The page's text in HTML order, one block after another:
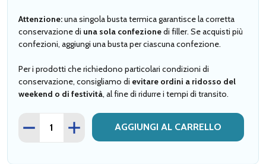
Attenzione:una singola busta termica garantisce la corretta
conservazione di una sola confezionedi filler. Se acquisti più
confezioni, aggiungi una busta per ciascuna confezione.
Per i prodotti che richiedono particolari condizioni di
conservazione, consigliamo di evitare ordini a ridosso del
weekend o di festività, al fine di ridurre i tempi di transito.
Quantità
DIMINUISCI QUANTITÀ BUSTA TERMICA
AUMENTA QUANTITÀ BUSTA TERMICA
AGGIUNGI AL CARRELLO